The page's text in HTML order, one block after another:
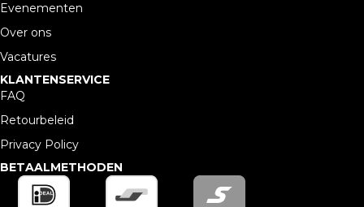
Evenementen
Over ons
Vacatures
KLANTENSERVICE
FAQ
Retourbeleid
Privacy Policy
BETAALMETHODEN